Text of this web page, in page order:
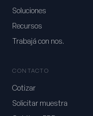
Soluciones
Recursos
Trabajá con nos.
CONTACTO
Cotizar
Solicitar muestra